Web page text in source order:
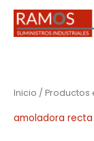
Inicio / Productos
amoladora